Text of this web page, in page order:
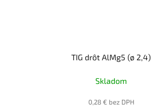
TIG drôt AlMg5 (ø 2,4)
Skladom
0,28 € bez DPH